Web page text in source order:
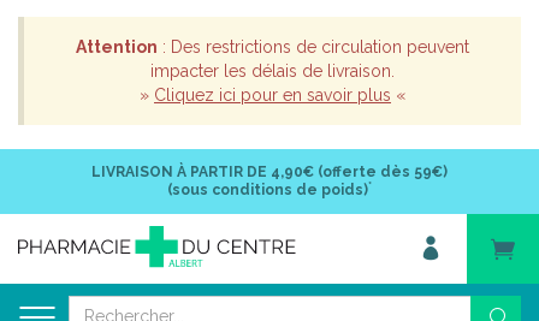
Attention : Des restrictions de circulation peuvent
impacter les délais de livraison.
» Cliquez ici pour en savoir plus «
LIVRAISON À PARTIR DE 4,90€ (offerte dès 59€)
(sous conditions de poids)*